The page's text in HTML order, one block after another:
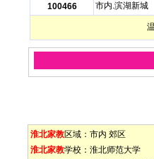
100466
市内.滨湖新城
淮北家教区域： 市内 郊区
淮北家教学校： 淮北师范大学